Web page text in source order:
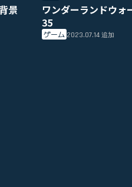
景
ワンダーランドウォ
35
ゲーム 2023.07.14追加